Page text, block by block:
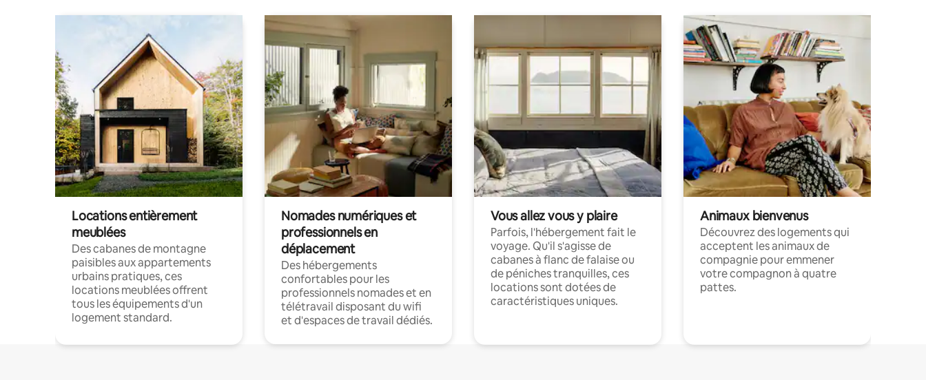
Locations entièrement
meublées
Des cabanes de montagne
paisibles aux appartements
urbains pratiques, ces
locations meublées offrent
tous les équipements d'un
logement standard.
Nomades numériques et
professionnels en
déplacement
Des hébergements
confortables pour les
professionnels nomades et en
télétravail disposant du wifi
et d'espaces de travail dédiés.
Vous allez vous y plaire
Parfois, l'hébergement fait le
voyage. Qu'il s'agisse de
cabanes à flanc de falaise ou
de péniches tranquilles, ces
locations sont dotées de
caractéristiques uniques.
Animaux bienvenus
Découvrez des logements qui
acceptent les animaux de
compagnie pour emmener
votre compagnon à quatre
pattes.